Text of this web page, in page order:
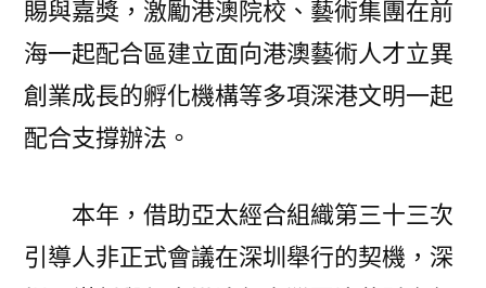
賜與嘉獎，激勵港澳院校、藝術集團在前
海一起配合區建立面向港澳藝術人才立異
創業成長的孵化機構等多項深港文明一起
配合支撐辦法。
本年，借助亞太經合組織第三十三次
引導人非正式會議在深圳舉行的契機，深